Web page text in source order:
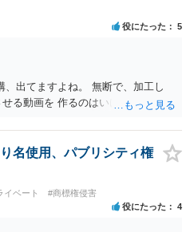
役にたった 5
出てますよね。 無断で、加工し
る動画を 作るのはいけませんが。
名使用、パブリシティ権
イベート #商標権侵害
役にたった 4